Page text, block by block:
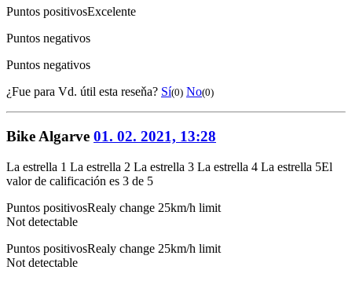
Puntos positivosExcelente
Puntos negativos
Puntos negativos
¿Fue para Vd. útil esta reseňa? Sí(0) No(0)
Bike Algarve 01. 02. 2021, 13:28
La estrella 1 La estrella 2 La estrella 3 La estrella 4 La estrella 5El
valor de calificación es 3 de 5
Puntos positivosRealy change 25km/h limit
Not detectable
Puntos positivosRealy change 25km/h limit
Not detectable